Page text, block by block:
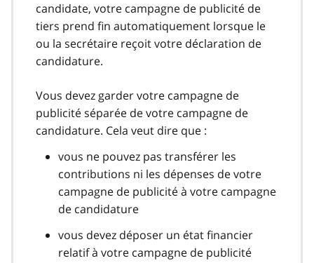
candidate, votre campagne de publicité de
tiers prend fin automatiquement lorsque le
ou la secrétaire reçoit votre déclaration de
candidature.
Vous devez garder votre campagne de
publicité séparée de votre campagne de
candidature. Cela veut dire que :
vous ne pouvez pas transférer les
contributions ni les dépenses de votre
campagne de publicité à votre campagne
de candidature
vous devez déposer un état financier
relatif à votre campagne de publicité